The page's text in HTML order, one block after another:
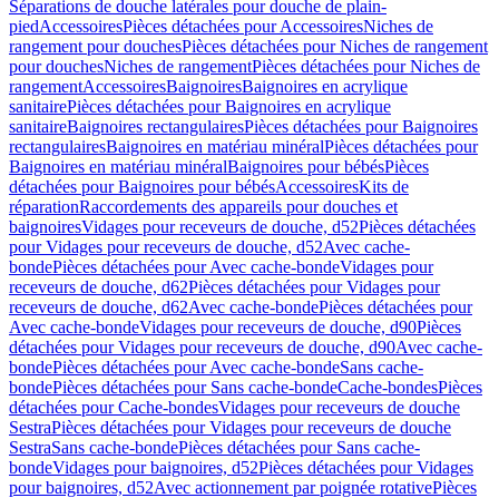
Séparations de douche latérales pour douche de plain-
piedAccessoiresPièces détachées pour AccessoiresNiches de
rangement pour douchesPièces détachées pour Niches de rangement
pour douchesNiches de rangementPièces détachées pour Niches de
rangementAccessoiresBaignoiresBaignoires en acrylique
sanitairePièces détachées pour Baignoires en acrylique
sanitaireBaignoires rectangulairesPièces détachées pour Baignoires
rectangulairesBaignoires en matériau minéralPièces détachées pour
Baignoires en matériau minéralBaignoires pour bébésPièces
détachées pour Baignoires pour bébésAccessoiresKits de
réparationRaccordements des appareils pour douches et
baignoiresVidages pour receveurs de douche, d52Pièces détachées
pour Vidages pour receveurs de douche, d52Avec cache-
bondePièces détachées pour Avec cache-bondeVidages pour
receveurs de douche, d62Pièces détachées pour Vidages pour
receveurs de douche, d62Avec cache-bondePièces détachées pour
Avec cache-bondeVidages pour receveurs de douche, d90Pièces
détachées pour Vidages pour receveurs de douche, d90Avec cache-
bondePièces détachées pour Avec cache-bondeSans cache-
bondePièces détachées pour Sans cache-bondeCache-bondesPièces
détachées pour Cache-bondesVidages pour receveurs de douche
SestraPièces détachées pour Vidages pour receveurs de douche
SestraSans cache-bondePièces détachées pour Sans cache-
bondeVidages pour baignoires, d52Pièces détachées pour Vidages
pour baignoires, d52Avec actionnement par poignée rotativePièces